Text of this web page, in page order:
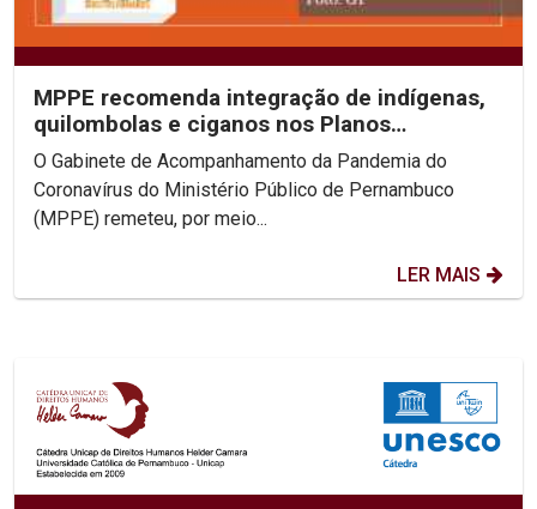
MPPE recomenda integração de indígenas,
quilombolas e ciganos nos Planos
Municipais de Contingência
O Gabinete de Acompanhamento da Pandemia do
Coronavírus do Ministério Público de Pernambuco
(MPPE) remeteu, por meio...
LER MAIS